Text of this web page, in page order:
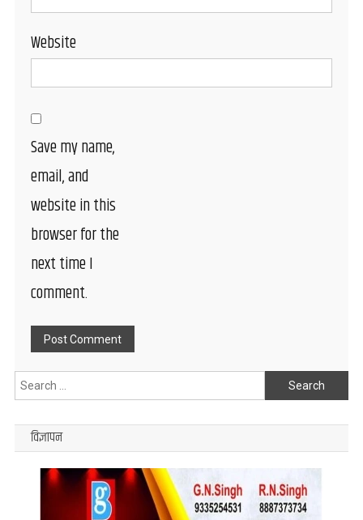
Website
Save my name,
email, and
website in this
browser for the
next time I
comment.
Search
for:
विज्ञापन